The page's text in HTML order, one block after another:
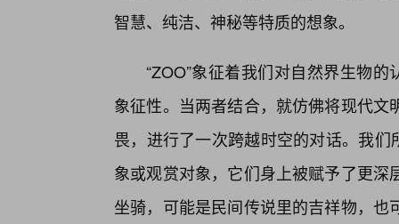
智慧、纯洁、神秘等特质的想象。
“ZOO”象征着我们对自然界生物
象征性。当两者结合，就仿佛将现代
畏，进行了一次跨越时空的对话。我们
象或观赏对象，它们身上被赋予了更
坐骑，可能是民间传说里的吉祥物，